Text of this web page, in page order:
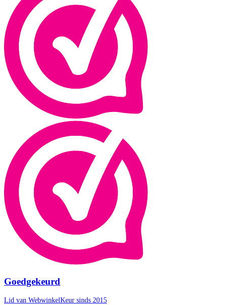
Goedgekeurd
Lid van WebwinkelKeur sinds 2015